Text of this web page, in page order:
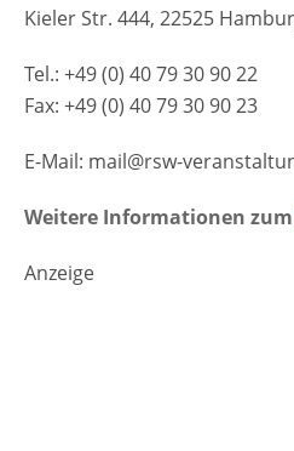
Kieler Str. 444, 22525
Tel.: +49 (0) 40 79 30 90 22
Fax: +49 (0) 40 79 30 90 23
E-Mail: mail@rsw-
Weitere Informationen zum
Anzeige